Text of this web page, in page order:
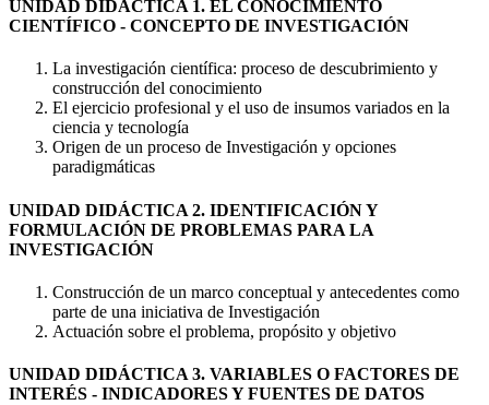
UNIDAD DIDÁCTICA 1. EL CONOCIMIENTO
CIENTÍFICO - CONCEPTO DE INVESTIGACIÓN
La investigación científica: proceso de descubrimiento y
construcción del conocimiento
El ejercicio profesional y el uso de insumos variados en la
ciencia y tecnología
Origen de un proceso de Investigación y opciones
paradigmáticas
UNIDAD DIDÁCTICA 2. IDENTIFICACIÓN Y
FORMULACIÓN DE PROBLEMAS PARA LA
INVESTIGACIÓN
Construcción de un marco conceptual y antecedentes como
parte de una iniciativa de Investigación
Actuación sobre el problema, propósito y objetivo
UNIDAD DIDÁCTICA 3. VARIABLES O FACTORES DE
INTERÉS - INDICADORES Y FUENTES DE DATOS